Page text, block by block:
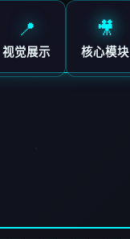
📍
视觉展示
🎥
核心模块